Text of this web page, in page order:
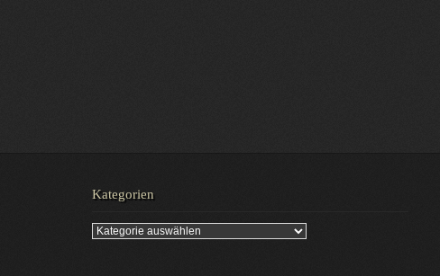
Kategorien
Kategorien